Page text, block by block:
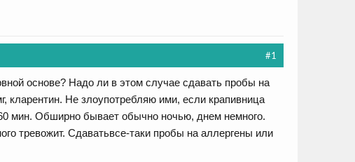
#1
основе? Надо ли в этом случае сдавать пробы на
кларентин. Не злоупотребляю ими, если крапивница
мин. Обширно бывает обычно ночью, днем немного.
тревожит. Сдаватьвсе-таки пробы на аллергены или